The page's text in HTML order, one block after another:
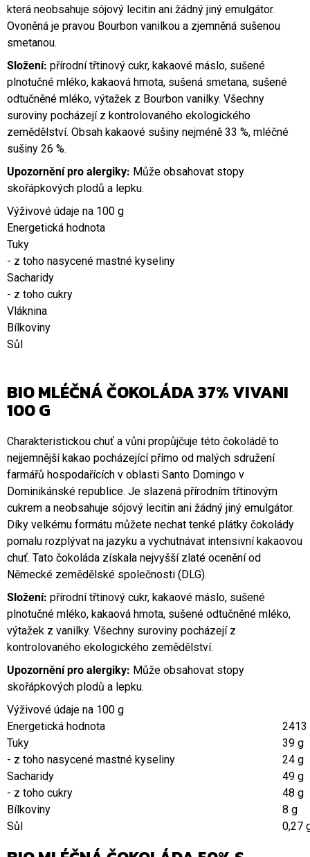
která neobsahuje sójový lecitin ani žádný jiný emulgátor.
Ovoněná je pravou Bourbon vanilkou a zjemněná sušenou
smetanou.
Složení: přírodní třtinový cukr, kakaové máslo, sušené
plnotučné mléko, kakaová hmota, sušená smetana, sušené
odtučněné mléko, výtažek z Bourbon vanilky. Všechny
suroviny pocházejí z kontrolovaného ekologického
zemědělství. Obsah kakaové sušiny nejméně 33 %, mléčné
sušiny 26 %.
Upozornění pro alergiky: Může obsahovat stopy
skořápkových plodů a lepku.
Výživové údaje na 100 g
Energetická hodnota
Tuky
- z toho nasycené mastné kyseliny
Sacharidy
- z toho cukry
Vláknina
Bílkoviny
Sůl
BIO MLÉČNÁ ČOKOLÁDA 37% VIVANI
100 G
Charakteristickou chuť a vůni propůjčuje této čokoládě to
nejjemnější kakao pocházející přímo od malých sdružení
farmářů hospodařících v oblasti Santo Domingo v
Dominikánské republice. Je slazená přírodním třtinovým
cukrem a neobsahuje sójový lecitin ani žádný jiný emulgátor.
Díky velkému formátu můžete nechat tenké plátky čokolády
pomalu rozplývat na jazyku a vychutnávat intensivní kakaovou
chuť. Tato čokoláda získala nejvyšší zlaté ocenění od
Německé zemědělské společnosti (DLG).
Složení: přírodní třtinový cukr, kakaové máslo, sušené
plnotučné mléko, kakaová hmota, sušené odtučněné mléko,
výtažek z vanilky. Všechny suroviny pocházejí z
kontrolovaného ekologického zemědělství.
Upozornění pro alergiky: Může obsahovat stopy
skořápkových plodů a lepku.
Výživové údaje na 100 g
Energetická hodnota
Tuky
39 g
- z toho nasycené mastné kyseliny
24 g
Sacharidy
49 g
- z toho cukry
48 g
Bílkoviny
8 g
Sůl
0,27